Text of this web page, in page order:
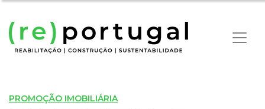
PROMOÇÃO IMOBILIÁRIA